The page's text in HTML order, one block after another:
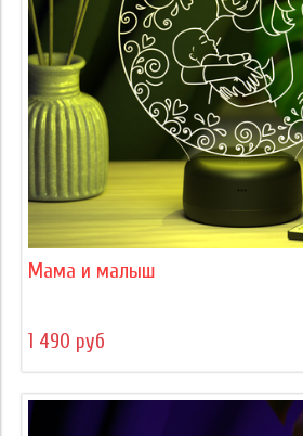
Мама и малыш
1 490 руб